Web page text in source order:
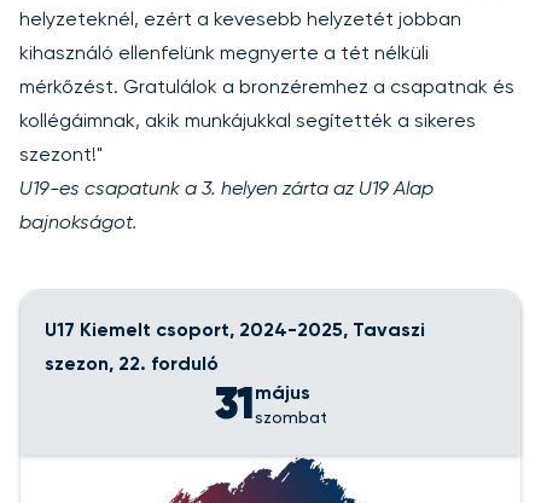
helyzeteknél, ezért a kevesebb helyzetét jobban
kihasználó ellenfelünk megnyerte a tét nélküli
mérkőzést. Gratulálok a bronzéremhez a csapatnak és
kollégáimnak, akik munkájukkal segítették a sikeres
szezont!"
U19-es csapatunk a 3. helyen zárta az U19 Alap
bajnokságot.
U17 Kiemelt csoport, 2024-2025, Tavaszi
szezon, 22. forduló
31 május
szombat